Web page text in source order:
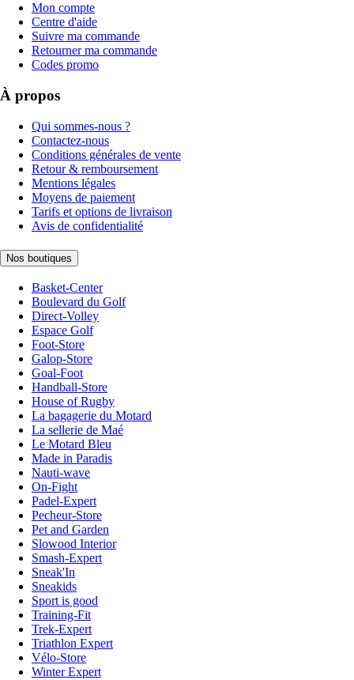
Mon compte
Centre d'aide
Suivre ma commande
Retourner ma commande
Codes promo
À propos
Qui sommes-nous ?
Contactez-nous
Conditions générales de vente
Retour & remboursement
Mentions légales
Moyens de paiement
Tarifs et options de livraison
Avis de confidentialité
Nos boutiques
Basket-Center
Boulevard du Golf
Direct-Volley
Espace Golf
Foot-Store
Galop-Store
Goal-Foot
Handball-Store
House of Rugby
La bagagerie du Motard
La sellerie de Maé
Le Motard Bleu
Made in Paradis
Nauti-wave
On-Fight
Padel-Expert
Pecheur-Store
Pet and Garden
Slowood Interior
Smash-Expert
Sneak'In
Sneakids
Sport is good
Training-Fit
Trek-Expert
Triathlon Expert
Vélo-Store
Winter Expert